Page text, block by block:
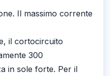
Il massimo corrente
il cortocircuito
300
in sole forte. Per il